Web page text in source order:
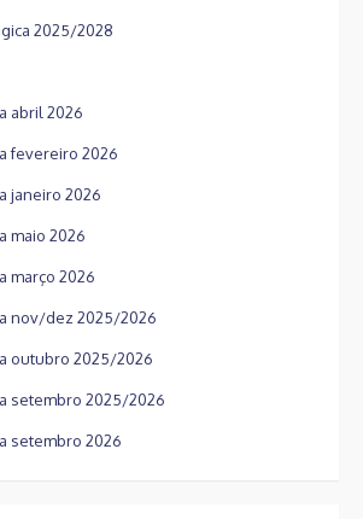
2025/2028
abril 2026
fevereiro 2026
janeiro 2026
maio 2026
março 2026
nov/dez 2025/2026
outubro 2025/2026
setembro 2025/2026
setembro 2026